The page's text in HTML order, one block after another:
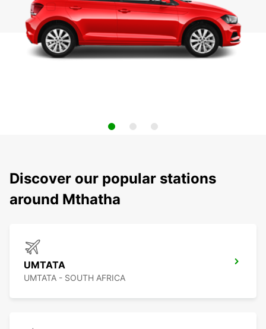
Discover our popular stations
around Mthatha
UMTATA
UMTATA - SOUTH AFRICA